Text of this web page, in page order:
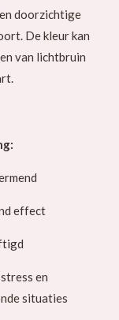
doorzichtige
De kleur kan
van lichtbruin
effect
en
situaties